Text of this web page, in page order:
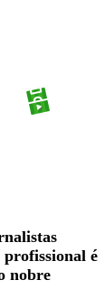
é
nobre